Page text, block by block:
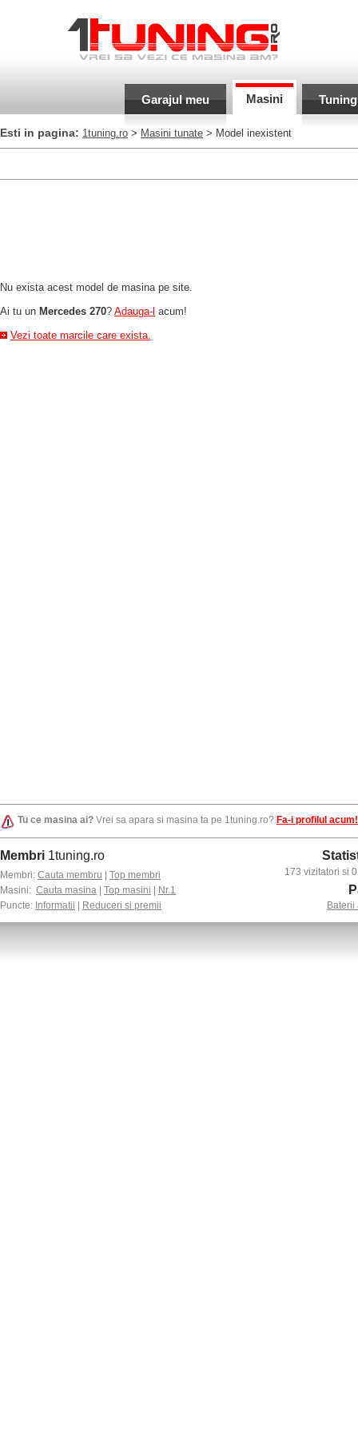
Garajul meu Masini Tuning
Esti in pagina: 1tuning.ro > Masini tunate > Model inexistent
Nu exista acest model de masina pe site.
Ai tu un Mercedes 270? Adauga-l acum!
Vezi toate marcile care exista.
Tu ce masina ai? Vrei sa apara si masina ta pe 1tuning.ro? Fa-i profilul acum!
Membri 1tuning.ro
Membri: Cauta membru
Top membri
Masini: Cauta masina Top masini
Nr.1
Puncte: Informatii Reduceri si premii
173 vizitatori si